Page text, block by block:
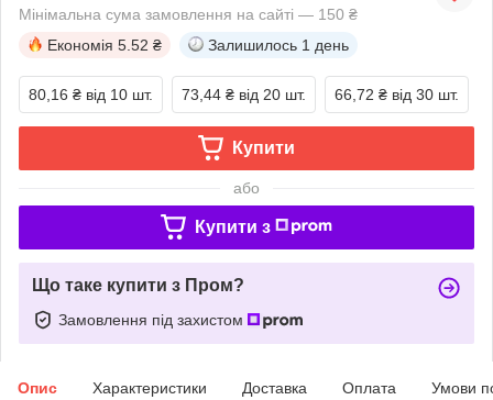
Мінімальна сума замовлення на сайті — 150 ₴
Економія 5.52 ₴ Залишилось 1 день
80,16 ₴ від 10 шт. 73,44 ₴ від 20 шт. 66,72 ₴ від 30 шт.
Купити
або
Купити з
Що таке купити з Пром?
Замовлення під захистом
Опис Характеристики Доставка Оплата Умови